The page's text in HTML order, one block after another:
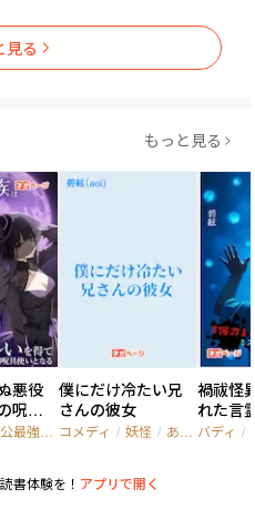
見る
もっと見る
悪役
呪い
具使
最強 / 成り上がり
僕にだけ冷たい兄
さんの彼女
コメディ / 妖怪 / あやかし
禍祓怪
れた言
バディ /
書体験を！ アプリで開く